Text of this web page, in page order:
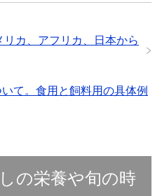
カ、アフリカ、日本から
て。食用と飼料用の具体例
の栄養や旬の時